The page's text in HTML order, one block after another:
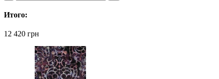
Итого:
12 420 грн